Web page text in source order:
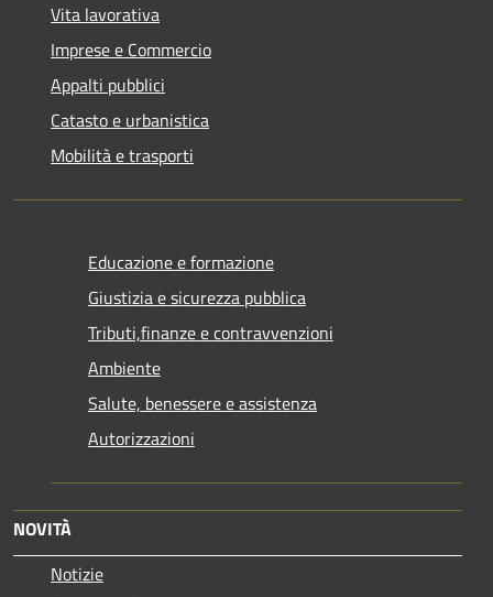
Vita lavorativa
Imprese e Commercio
Appalti pubblici
Catasto e urbanistica
Mobilità e trasporti
Educazione e formazione
Giustizia e sicurezza pubblica
Tributi,finanze e contravvenzioni
Ambiente
Salute, benessere e assistenza
Autorizzazioni
NOVITÀ
Notizie